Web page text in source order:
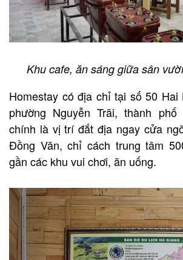
Khu cafe, ăn sáng giữa sân
Homestay có địa chỉ tại số 50 Hai
phường Nguyễn Trãi, thành
chính là vị trí đắt địa ngay cửa
Đồng Văn, chỉ cách trung tâm
gần các khu vui chơi, ăn uống.